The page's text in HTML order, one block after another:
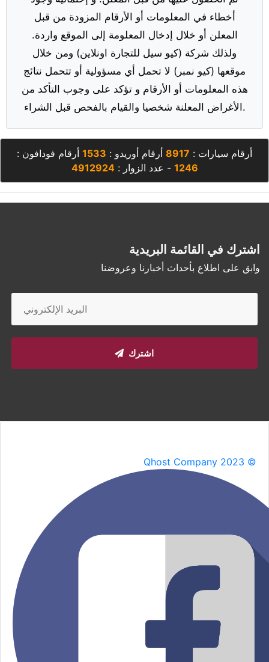
أخطاء في المعلومات أو الأرقام المزودة من قبل
المعلن أو خلال إدخال المعلومة إلى الموقع واردة.
ولذلك شركة (كيو سيل للتجارة اونلاين) ومن خلال
موقعها (كيو نمبر) لا تحمل أي مسؤولية أو تتحمل نتائج
هذه المعلومات أو الأرقام و تؤكد على وجوب التأكد من
الأغراض المعلنة شخصيا والقيام بالفحص قبل الشراء.
أرقام سيارات : 8917 أرقام أوريدو : 1533 أرقام فودافون :
1246 - عدد الزوار :4912924
اشترك في القائمة البريدية
وابق على اطلاع بأحداث أخبارنا وعروضنا
اشترك
Qhost Company 2023 ©